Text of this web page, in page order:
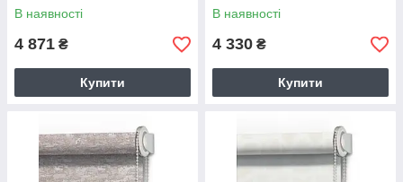
В наявності
4 871 ₴
Купити
В наявності
4 330 ₴
Купити